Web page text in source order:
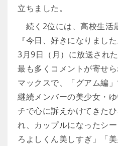
立ちました。
続く2位には、高校生活
『今日、好きになりまし
3月9日（月）に放送され
最も多くコメントが寄せ
マックスで、「グアム編
継続メンバーの美少女・
チで心に訴えかけてきた
れ、カップルになったシ
ろよしくん美しすぎ」「